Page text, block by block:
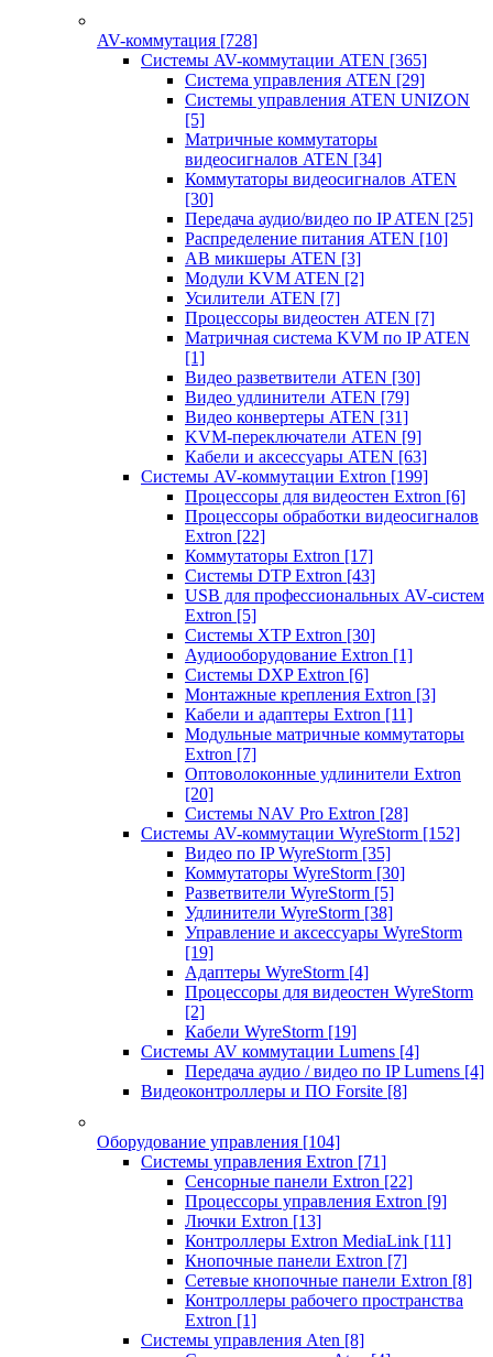
AV-коммутация [728]
Системы AV-коммутации ATEN [365]
Система управления ATEN [29]
Системы управления ATEN UNIZON
[5]
Матричные коммутаторы
видеосигналов ATEN [34]
Коммутаторы видеосигналов ATEN
[30]
Передача аудио/видео по IP ATEN [25]
Распределение питания ATEN [10]
АВ микшеры ATEN [3]
Модули KVM ATEN [2]
Усилители ATEN [7]
Процессоры видеостен ATEN [7]
Матричная система KVM по IP ATEN
[1]
Видео разветвители ATEN [30]
Видео удлинители ATEN [79]
Видео конвертеры ATEN [31]
KVM-переключатели ATEN [9]
Кабели и аксессуары ATEN [63]
Системы AV-коммутации Extron [199]
Процессоры для видеостен Extron [6]
Процессоры обработки видеосигналов
Extron [22]
Коммутаторы Extron [17]
Системы DTP Extron [43]
USB для профессиональных AV-систем
Extron [5]
Системы XTP Extron [30]
Аудиооборудование Extron [1]
Системы DXP Extron [6]
Монтажные крепления Extron [3]
Кабели и адаптеры Extron [11]
Модульные матричные коммутаторы
Extron [7]
Оптоволоконные удлинители Extron
[20]
Системы NAV Pro Extron [28]
Системы AV-коммутации WyreStorm [152]
Видео по IP WyreStorm [35]
Коммутаторы WyreStorm [30]
Разветвители WyreStorm [5]
Удлинители WyreStorm [38]
Управление и аксессуары WyreStorm
[19]
Адаптеры WyreStorm [4]
Процессоры для видеостен WyreStorm
[2]
Кабели WyreStorm [19]
Системы AV коммутации Lumens [4]
Передача аудио / видео по IP Lumens [4]
Видеоконтроллеры и ПО Forsite [8]
Оборудование управления [104]
Системы управления Extron [71]
Сенсорные панели Extron [22]
Процессоры управления Extron [9]
Лючки Extron [13]
Контроллеры Extron MediaLink [11]
Кнопочные панели Extron [7]
Сетевые кнопочные панели Extron [8]
Контроллеры рабочего пространства
Extron [1]
Системы управления Aten [8]